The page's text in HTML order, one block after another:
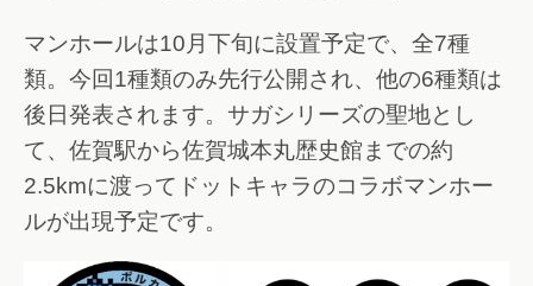
マンホールは10月下旬に設置予定で、全7種
類。今回1種類のみ先行公開され、他の6種類は
後日発表されます。サガシリーズの聖地とし
て、佐賀駅から佐賀城本丸歴史館までの約
2.5kmに渡ってドットキャラのコラボマンホー
ルが出現予定です。